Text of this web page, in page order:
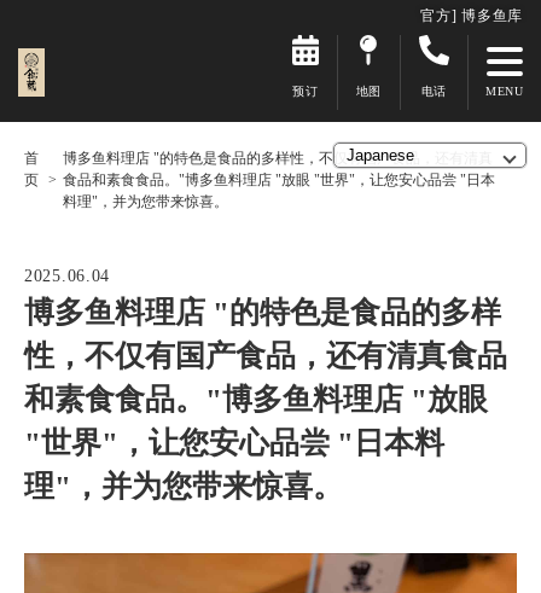
官方] 博多鱼库
预订 地图 电话
首
页
博多鱼料理店 "的特色是食品的多样性，不仅有国产食品，还有清真
食品和素食食品。"博多鱼料理店 "放眼 "世界"，让您安心品尝 "日本
料理"，并为您带来惊喜。
2025.06.04
博多鱼料理店 "的特色是食品的多样
性，不仅有国产食品，还有清真食品
和素食食品。"博多鱼料理店 "放眼
"世界"，让您安心品尝 "日本料
理"，并为您带来惊喜。